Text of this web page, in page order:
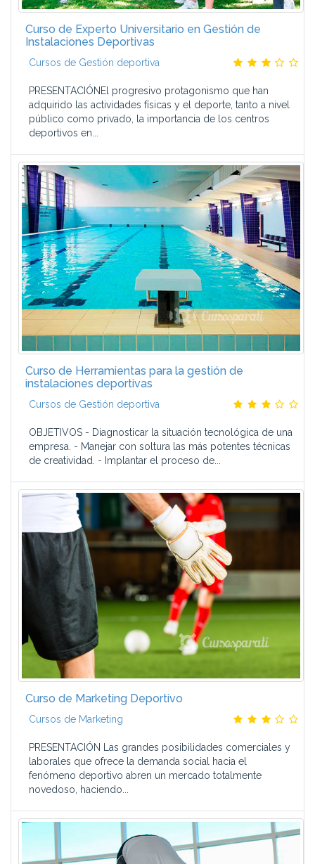
El alumno cuenta con una comunidad Alumni, formada ya
Y además:
Ofrecemos Títulos Propios de la Universidad San Jorge.
empresarial, basados en la filosofía de aprender haciendo,
y se evalúan a través de casos prácticos.
Nos adaptamos a la disponibilidad de tiempo del alumno,
con un sistema individualizado de planificación.
Garantizamos las prácticas en empresa y contamos con
bolsa de empleo.
Mantenemos los apuntes actualizados a través de nuestro
programa Alumni.
Curso de Experto Universitario en Gestión de
Instalaciones Deportivas
Cursos de Gestión deportiva
PRESENTACIÓNEl progresivo protagonismo que han
adquirido las actividades físicas y el deporte, tanto a nivel
público como privado, la importancia de los centros
deportivos en...
Curso de Herramientas para la gestión de
instalaciones deportivas
Cursos de Gestión deportiva
OBJETIVOS - Diagnosticar la situación tecnológica de una
empresa. - Manejar con soltura las más potentes técnicas
de creatividad. - Implantar el proceso de...
Curso de Marketing Deportivo
Cursos de Marketing
PRESENTACIÓN Las grandes posibilidades comerciales y
laborales que ofrece la demanda social hacia el
fenómeno deportivo abren un mercado totalmente
novedoso, haciendo...